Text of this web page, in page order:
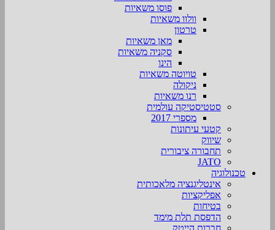
פוסו משאיות
וולוו משאיות
טרטון
מאן משאיות
סקניה משאיות
הינו
טויוטה משאיות
ניקולה
רנו משאיות
סטטיסטיקה עולמית
מספרי 2017
קטעי עיתונות
שיווק
תחבורה ציבורית
JATO
טכנולוגיה
אינטליגנציה מלאכותית
אפליקציות
בטיחות
הדפסת תלת מימד
חברות הייטק